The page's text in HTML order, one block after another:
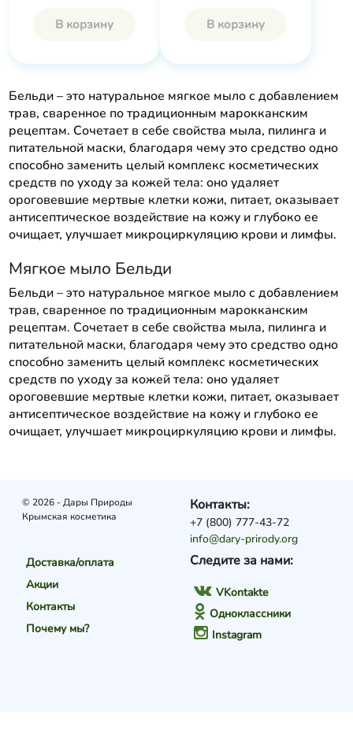
В корзину В корзину
Бельди – это натуральное мягкое мыло с добавлением
трав, сваренное по традиционным марокканским
рецептам. Сочетает в себе свойства мыла, пилинга и
питательной маски, благодаря чему это средство одно
способно заменить целый комплекс косметических
средств по уходу за кожей тела: оно удаляет
ороговевшие мертвые клетки кожи, питает, оказывает
антисептическое воздействие на кожу и глубоко ее
очищает, улучшает микроциркуляцию крови и лимфы.
Мягкое мыло Бельди
Бельди – это натуральное мягкое мыло с добавлением
трав, сваренное по традиционным марокканским
рецептам. Сочетает в себе свойства мыла, пилинга и
питательной маски, благодаря чему это средство одно
способно заменить целый комплекс косметических
средств по уходу за кожей тела: оно удаляет
ороговевшие мертвые клетки кожи, питает, оказывает
антисептическое воздействие на кожу и глубоко ее
очищает, улучшает микроциркуляцию крови и лимфы.
© 2026 - Дары Природы
Крымская косметика
Доставка/оплата
Акции
Контакты
Почему мы?
Следите за нами:
VKontakte
Одноклассники
Instagram
Контакты:
+7 (800) 777-43-72
info@dary-prirody.org